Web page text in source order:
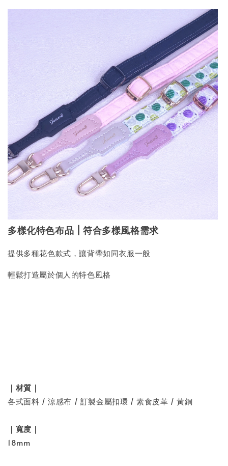
多樣化特色布品 | 符合多樣風格需求
提供多種花色款式，讓背帶如同衣服一般
輕鬆打造屬於個人的特色風格
｜材質｜
各式面料 / 涼感布 / 訂製金屬扣環 / 素食皮革 / 黃銅
｜寬度｜
18mm